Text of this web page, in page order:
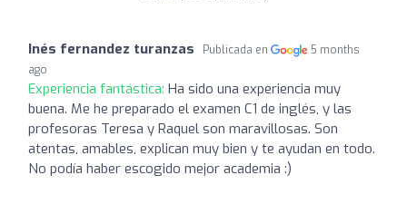
Inés fernandez turanzas Publicada en
5 months
ago
Experiencia fantástica: Ha sido una experiencia muy
buena. Me he preparado el examen C1 de inglés, y las
profesoras Teresa y Raquel son maravillosas. Son
atentas, amables, explican muy bien y te ayudan en todo.
No podía haber escogido mejor academia :)